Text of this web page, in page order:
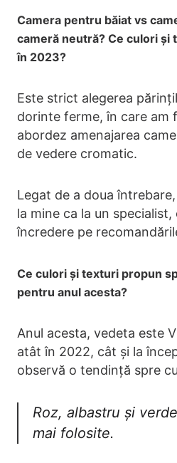
Camera pentru băiat vs
cameră neutră? Ce culori
în 2023?
Este strict alegerea
dorinte ferme, în care am
abordez amenajarea
de vedere cromatic.
Legat de a doua
la mine ca la un
încredere pe
Ce culori și texturi propun
pentru anul acesta?
Anul acesta, vedeta este
atât în 2022, cât și la
observă o tendință spre
Roz, albastru și
mai folosite.